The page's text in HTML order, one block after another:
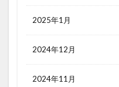
2025年1月
2024年12月
2024年11月